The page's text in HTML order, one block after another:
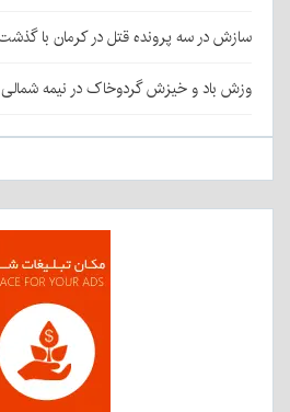
سازش در سه پرونده قتل در کرمان با
وزش باد و خیزش گردوخاک در نیمه